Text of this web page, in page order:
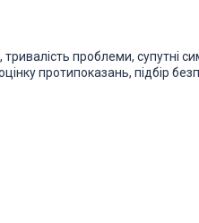
проблеми, супутні
протипоказань, підбір